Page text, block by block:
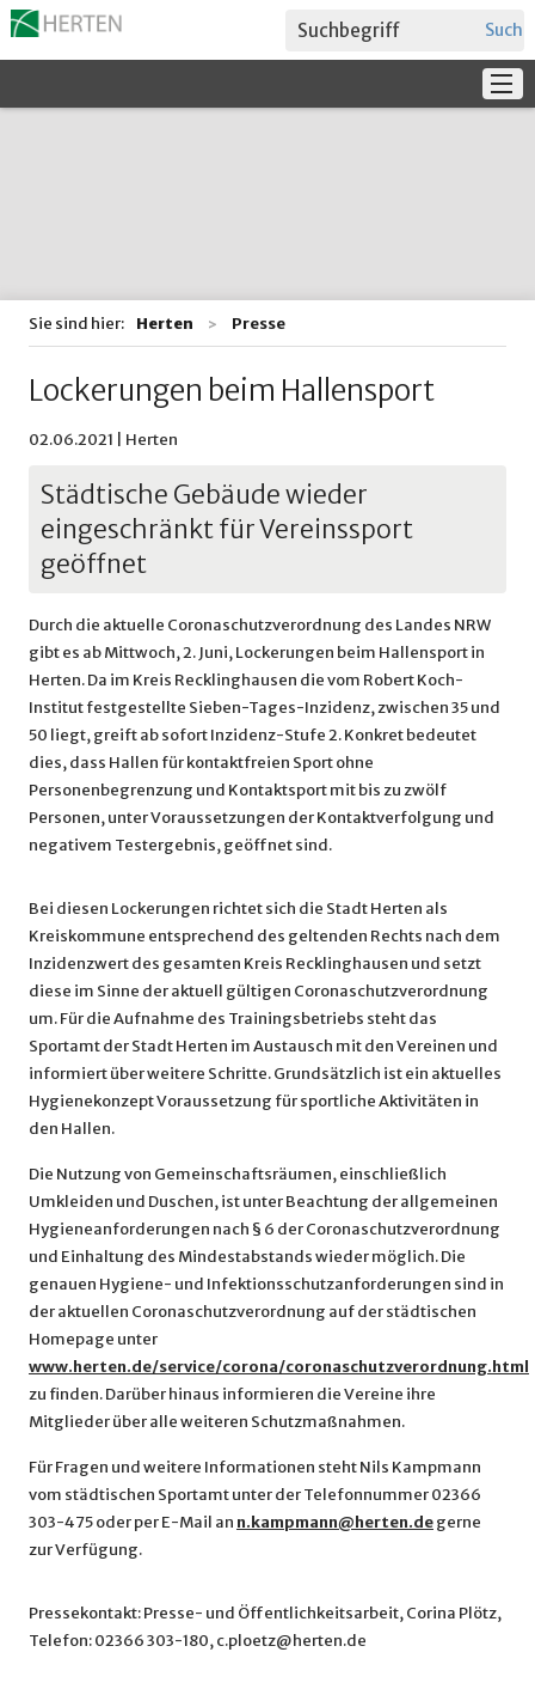
Sie sind hier: Herten Presse
Lockerungen beim Hallensport
02.06.2021 | Herten
Städtische Gebäude wieder
eingeschränkt für Vereinssport
geöffnet
Durch die aktuelle Coronaschutzverordnung des Landes NRW
gibt es ab Mittwoch, 2. Juni, Lockerungen beim Hallensport in
Herten. Da im Kreis Recklinghausen die vom Robert Koch-
Institut festgestellte Sieben-Tages-Inzidenz, zwischen 35 und
50 liegt, greift ab sofort Inzidenz-Stufe 2. Konkret bedeutet
dies, dass Hallen für kontaktfreien Sport ohne
Personenbegrenzung und Kontaktsport mit bis zu zwölf
Personen, unter Voraussetzungen der Kontaktverfolgung und
negativem Testergebnis, geöffnet sind.
Bei diesen Lockerungen richtet sich die Stadt Herten als
Kreiskommune entsprechend des geltenden Rechts nach dem
Inzidenzwert des gesamten Kreis Recklinghausen und setzt
diese im Sinne der aktuell gültigen Coronaschutzverordnung
um. Für die Aufnahme des Trainingsbetriebs steht das
Sportamt der Stadt Herten im Austausch mit den Vereinen und
informiert über weitere Schritte. Grundsätzlich ist ein aktuelles
Hygienekonzept Voraussetzung für sportliche Aktivitäten in
den Hallen.
Die Nutzung von Gemeinschaftsräumen, einschließlich
Umkleiden und Duschen, ist unter Beachtung der allgemeinen
Hygieneanforderungen nach § 6 der Coronaschutzverordnung
und Einhaltung des Mindestabstands wieder möglich. Die
genauen Hygiene- und Infektionsschutzanforderungen sind in
der aktuellen Coronaschutzverordnung auf der städtischen
Homepage unter
www.herten.de/service/corona/coronaschutzverordnung.html
zu finden. Darüber hinaus informieren die Vereine ihre
Mitglieder über alle weiteren Schutzmaßnahmen.
Für Fragen und weitere Informationen steht Nils Kampmann
vom städtischen Sportamt unter der Telefonnummer 02366
303-475 oder per E-Mail an n.kampmann@herten.degerne
zur Verfügung.
Pressekontakt: Presse- und Öffentlichkeitsarbeit, Corina Plötz,
Telefon: 02366 303-180, c.ploetz@herten.de